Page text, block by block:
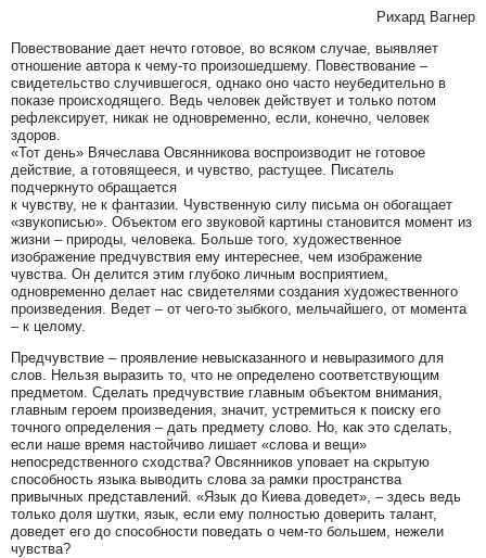
Рихард Вагнер
Повествование дает нечто готовое, во всяком случае, выявляет
отношение автора к чему-то произошедшему. Повествование –
свидетельство случившегося, однако оно часто неубедительно в
показе происходящего. Ведь человек действует и только потом
рефлексирует, никак не одновременно, если, конечно, человек
здоров.
«Тот день» Вячеслава Овсянникова воспроизводит не готовое
действие, а готовящееся, и чувство, растущее. Писатель
подчеркнуто обращается
к чувству, не к фантазии. Чувственную силу письма он обогащает
«звукописью». Объектом его звуковой картины становится момент из
жизни – природы, человека. Больше того, художественное
изображение предчувствия ему интереснее, чем изображение
чувства. Он делится этим глубоко личным восприятием,
одновременно делает нас свидетелями создания художественного
произведения. Ведет – от чего-то зыбкого, мельчайшего, от момента
– к целому.
Предчувствие – проявление невысказанного и невыразимого для
слов. Нельзя выразить то, что не определено соответствующим
предметом. Сделать предчувствие главным объектом внимания,
главным героем произведения, значит, устремиться к поиску его
точного определения – дать предмету слово. Но, как это сделать,
если наше время настойчиво лишает «слова и вещи»
непосредственного сходства? Овсянников уповает на скрытую
способность языка выводить слова за рамки пространства
привычных представлений. «Язык до Киева доведет», – здесь ведь
только доля шутки, язык, если ему полностью доверить талант,
доведет его до способности поведать о чем-то большем, нежели
чувства?